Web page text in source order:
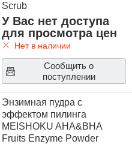
Scrub
У Вас нет доступа
для просмотра цен
Нет в наличии
Сообщить о
поступлении
Энзимная пудра с
эффектом пилинга
MEISHOKU AHA&BHA
Fruits Enzyme Powder